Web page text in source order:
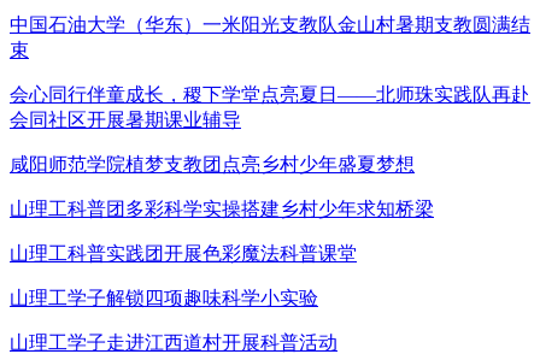
中国石油大学（华东）一米阳光支教队金山村暑期支教圆满结
束
会心同行伴童成长，稷下学堂点亮夏日——北师珠实践队再赴
会同社区开展暑期课业辅导
咸阳师范学院植梦支教团点亮乡村少年盛夏梦想
山理工科普团多彩科学实操搭建乡村少年求知桥梁
山理工科普实践团开展色彩魔法科普课堂
山理工学子解锁四项趣味科学小实验
山理工学子走进江西道村开展科普活动